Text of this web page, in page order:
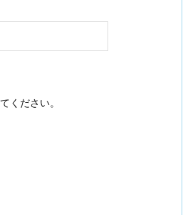
ください。